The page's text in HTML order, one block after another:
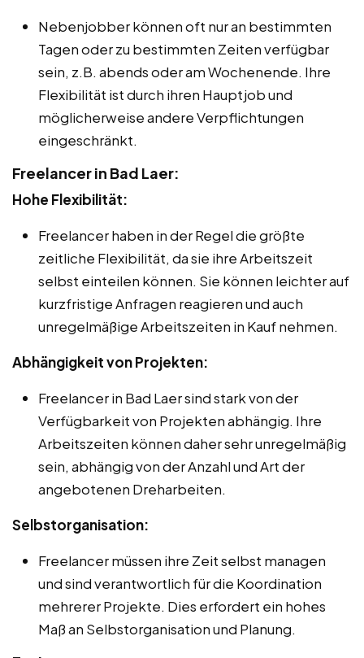
Nebenjobber können oft nur an bestimmten
Tagen oder zu bestimmten Zeiten verfügbar
sein, z.B. abends oder am Wochenende. Ihre
Flexibilität ist durch ihren Hauptjob und
möglicherweise andere Verpflichtungen
eingeschränkt.
Freelancer in Bad Laer:
Hohe Flexibilität:
Freelancer haben in der Regel die größte
zeitliche Flexibilität, da sie ihre Arbeitszeit
selbst einteilen können. Sie können leichter auf
kurzfristige Anfragen reagieren und auch
unregelmäßige Arbeitszeiten in Kauf nehmen.
Abhängigkeit von Projekten:
Freelancer in Bad Laer sind stark von der
Verfügbarkeit von Projekten abhängig. Ihre
Arbeitszeiten können daher sehr unregelmäßig
sein, abhängig von der Anzahl und Art der
angebotenen Dreharbeiten.
Selbstorganisation:
Freelancer müssen ihre Zeit selbst managen
und sind verantwortlich für die Koordination
mehrerer Projekte. Dies erfordert ein hohes
Maß an Selbstorganisation und Planung.